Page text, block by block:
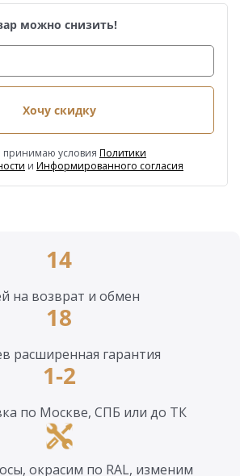
можно снизить!
Хочу скидку
принимаю условия Политики
и Информированного согласия
14
на возврат и обмен
18
расширенная гарантия
1-2
по Москве, СПБ или до ТК
окрасим по RAL, изменим